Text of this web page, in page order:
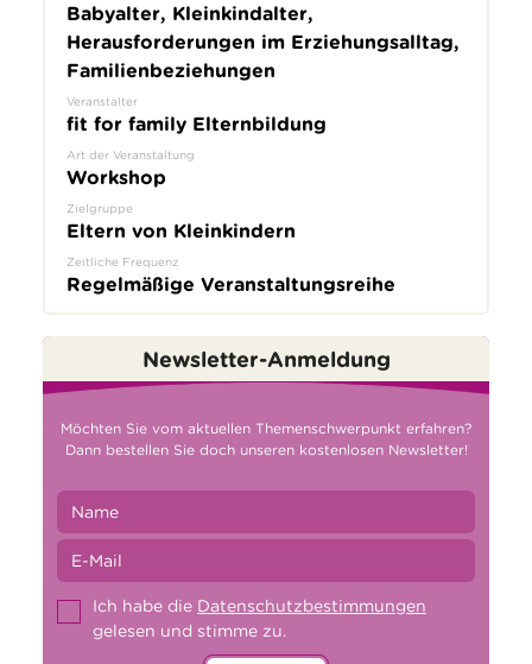
Babyalter, Kleinkindalter,
Herausforderungen im Erziehungsalltag,
Familienbeziehungen
Veranstalter
fit for family Elternbildung
Art der Veranstaltung
Workshop
Zielgruppe
Eltern von Kleinkindern
Zeitliche Frequenz
Regelmäßige Veranstaltungsreihe
Newsletter-Anmeldung
Möchten Sie vom aktuellen Themenschwerpunkt erfahren?
Dann bestellen Sie doch unseren kostenlosen Newsletter!
Ich habe die Datenschutzbestimmungen
gelesen und stimme zu.